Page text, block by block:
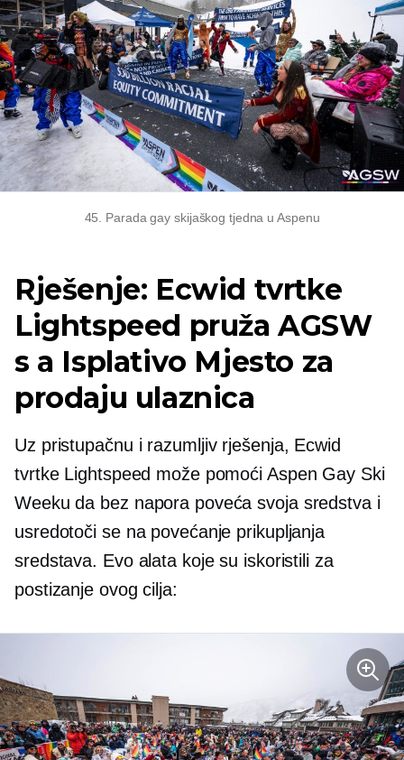
45. Parada gay skijaškog tjedna u Aspenu
Rješenje: Ecwid tvrtke
Lightspeed pruža AGSW
s a Isplativo Mjesto za
prodaju ulaznica
Uz pristupačnu i razumljivrješenja, Ecwid
tvrtke Lightspeed može pomoći Aspen Gay Ski
Weeku da bez napora poveća svoja sredstva i
usredotoči se na povećanje prikupljanja
sredstava. Evo alata koje su iskoristili za
postizanje ovog cilja: